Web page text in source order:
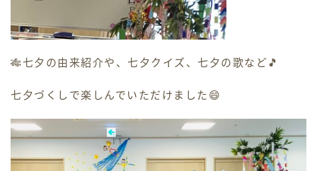
🎋七夕の由来紹介や、七夕クイズ、七夕の歌など🎵
七夕づくしで楽しんでいただけました😄